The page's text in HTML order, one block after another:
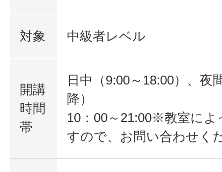
対象 中級者レベル
開講
時間
帯
日中（9:00～18:00）、夜
降）
10：00～21:00※教室によ
すので、お問い合わせく